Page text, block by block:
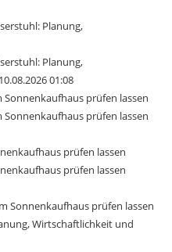
Planung,
Planung,
01:08
prüfen lassen
prüfen lassen
prüfen lassen
prüfen lassen
Sonnenkaufhaus prüfen lassen
Wirtschaftlichkeit und